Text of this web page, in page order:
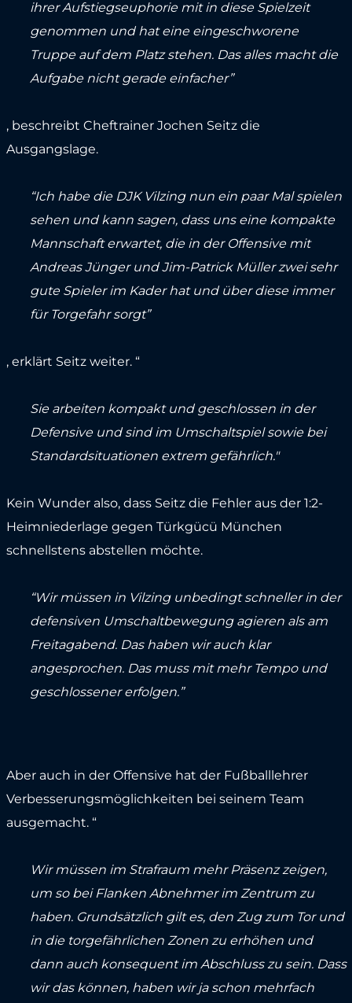
ihrer Aufstiegseuphorie mit in diese Spielzeit
genommen und hat eine eingeschworene
Truppe auf dem Platz stehen. Das alles macht die
Aufgabe nicht gerade einfacher”
, beschreibt Cheftrainer Jochen Seitz die
Ausgangslage.
“Ich habe die DJK Vilzing nun ein paar Mal spielen
sehen und kann sagen, dass uns eine kompakte
Mannschaft erwartet, die in der Offensive mit
Andreas Jünger und Jim-Patrick Müller zwei sehr
gute Spieler im Kader hat und über diese immer
für Torgefahr sorgt”
, erklärt Seitz weiter. “
Sie arbeiten kompakt und geschlossen in der
Defensive und sind im Umschaltspiel sowie bei
Standardsituationen extrem gefährlich."
Kein Wunder also, dass Seitz die Fehler aus der 1:2-
Heimniederlage gegen Türkgücü München
schnellstens abstellen möchte.
“Wir müssen in Vilzing unbedingt schneller in der
defensiven Umschaltbewegung agieren als am
Freitagabend. Das haben wir auch klar
angesprochen. Das muss mit mehr Tempo und
geschlossener erfolgen.”
Aber auch in der Offensive hat der Fußballlehrer
Verbesserungsmöglichkeiten bei seinem Team
ausgemacht. “
Wir müssen im Strafraum mehr Präsenz zeigen,
um so bei Flanken Abnehmer im Zentrum zu
haben. Grundsätzlich gilt es, den Zug zum Tor und
in die torgefährlichen Zonen zu erhöhen und
dann auch konsequent im Abschluss zu sein. Dass
wir das können, haben wir ja schon mehrfach